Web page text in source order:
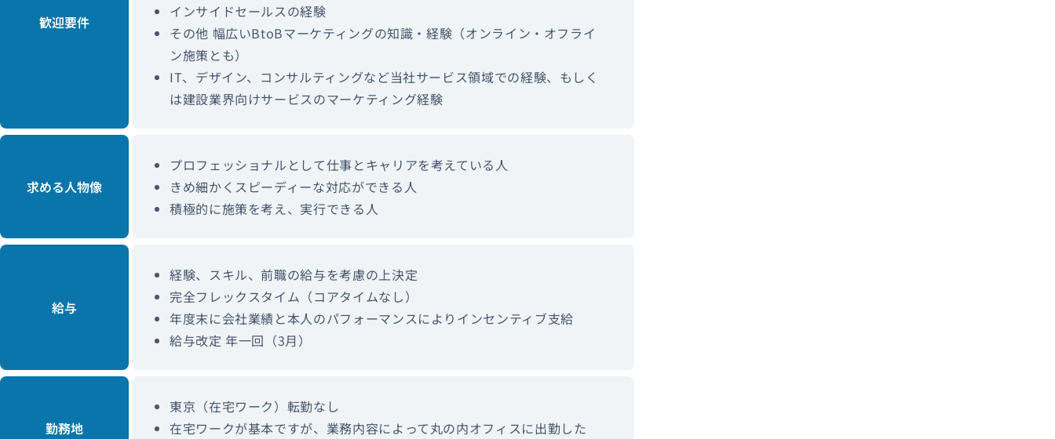
歓迎要件
インサイドセールスの経験
その他 幅広いBtoBマーケティングの知識・経験（オンライン・オフライ
ン施策とも）
IT、デザイン、コンサルティングなど当社サービス領域での経験、もしく
は建設業界向けサービスのマーケティング経験
求める人物像
プロフェッショナルとして仕事とキャリアを考えている人
きめ細かくスピーディーな対応ができる人
積極的に施策を考え、実行できる人
給与
経験、スキル、前職の給与を考慮の上決定
完全フレックスタイム（コアタイムなし）
年度末に会社業績と本人のパフォーマンスによりインセンティブ支給
給与改定 年一回（3月）
勤務地
東京（在宅ワーク）転勤なし
在宅ワークが基本ですが、業務内容によって丸の内オフィスに出勤した